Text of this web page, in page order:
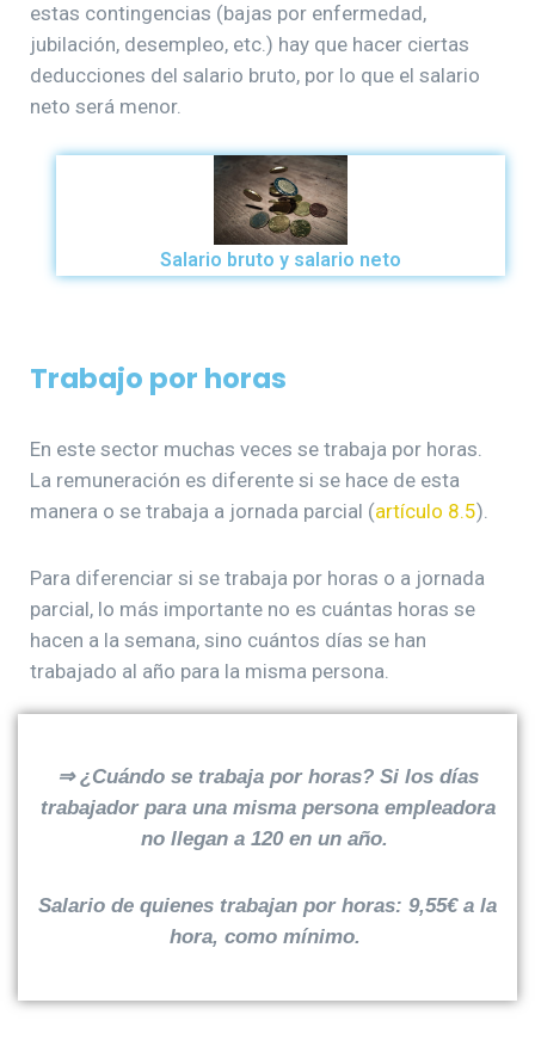
estas contingencias (bajas por enfermedad,
jubilación, desempleo, etc.) hay que hacer ciertas
deducciones del salario bruto, por lo que el salario
neto será menor.
Salario bruto y salario neto
Trabajo por horas
En este sector muchas veces se trabaja por horas.
La remuneración es diferente si se hace de esta
manera o se trabaja a jornada parcial (artículo 8.5).
Para diferenciar si se trabaja por horas o a jornada
parcial, lo más importante no es cuántas horas se
hacen a la semana, sino cuántos días se han
trabajado al año para la misma persona.
⇒¿Cuándo se trabaja por horas? Si los días
trabajador para una misma persona empleadora
no llegan a 120 en un año.
Salario de quienes trabajan por horas: 9,55€ a la
hora, como mínimo.